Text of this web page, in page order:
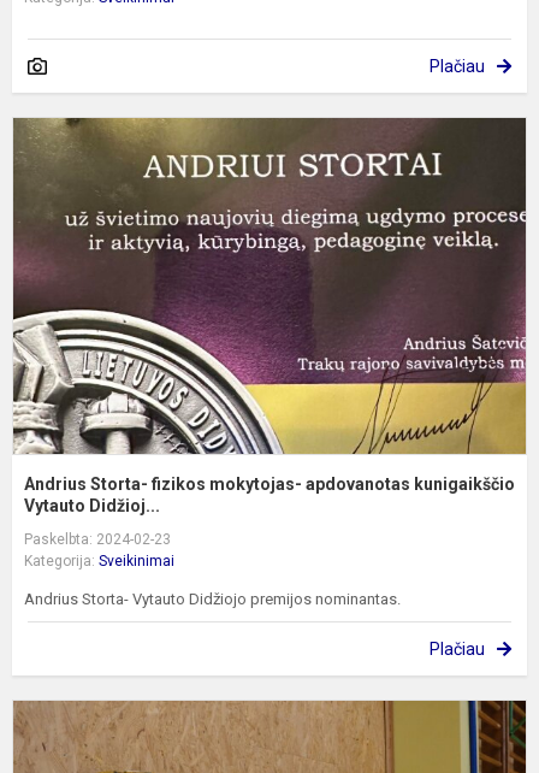
Plačiau
Andrius Storta- fizikos mokytojas- apdovanotas kunigaikščio
Vytauto Didžioj...
Paskelbta: 2024-02-23
Kategorija: Sveikinimai
Andrius Storta- Vytauto Didžiojo premijos nominantas.
Plačiau